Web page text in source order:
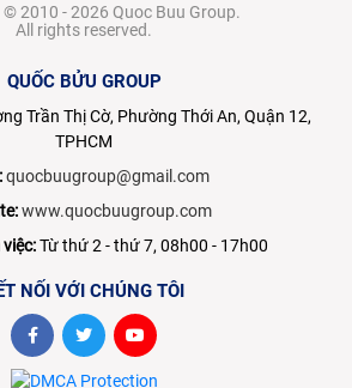
2010 - 2026 Quoc Buu Group.
All rights reserved.
QUỐC BỬU GROUP
Trần Thị Cờ, Phường Thới An, Quận 12,
TPHCM
quocbuugroup@gmail.com
www.quocbuugroup.com
Từ thứ 2 - thứ 7, 08h00 - 17h00
NỐI VỚI CHÚNG TÔI